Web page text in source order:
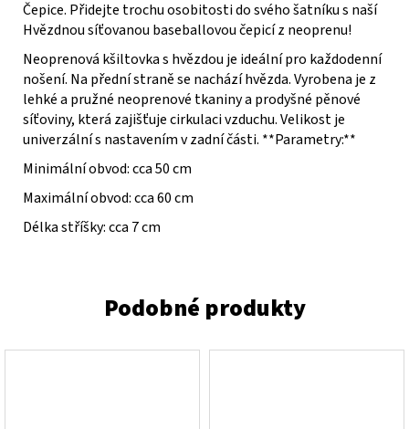
Čepice. Přidejte trochu osobitosti do svého šatníku s naší
Hvězdnou síťovanou baseballovou čepicí z neoprenu!
Neoprenová kšiltovka s hvězdou je ideální pro každodenní
nošení. Na přední straně se nachází hvězda. Vyrobena je z
lehké a pružné neoprenové tkaniny a prodyšné pěnové
síťoviny, která zajišťuje cirkulaci vzduchu. Velikost je
univerzální s nastavením v zadní části. **Parametry:**
Minimální obvod: cca 50 cm
Maximální obvod: cca 60 cm
Délka stříšky: cca 7 cm